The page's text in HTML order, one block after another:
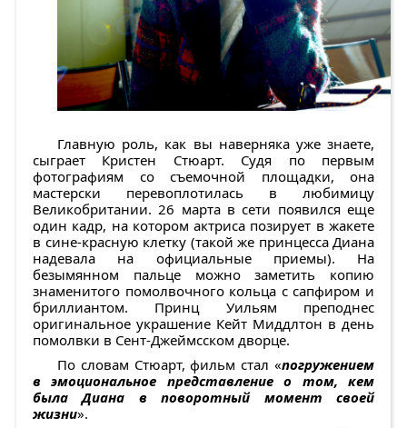
Главную роль, как вы наверняка уже знаете,
сыграет Кристен Стюарт. Судя по первым
фотографиям со съемочной площадки, она
мастерски перевоплотилась в любимицу
Великобритании. 26 марта в сети появился еще
один кадр, на котором актриса позирует в жакете
в сине-красную клетку (такой же принцесса Диана
надевала на официальные приемы). На
безымянном пальце можно заметить копию
знаменитого помолвочного кольца с сапфиром и
бриллиантом. Принц Уильям преподнес
оригинальное украшение Кейт Миддлтон в день
помолвки в Сент-Джеймсском дворце.
По словам Стюарт, фильм стал «погружением
в эмоциональное представление о том, кем
была Диана в поворотный момент своей
жизни».